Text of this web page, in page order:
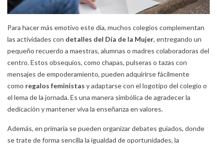
Para hacer más emotivo este día, muchos colegios complementan
las actividades con detalles del Día de la Mujer, entregando un
pequeño recuerdo a maestras, alumnas o madres colaboradoras del
centro. Estos obsequios, como chapas, pulseras o tazas con
mensajes de empoderamiento, pueden adquirirse fácilmente
como regalos feministas y adaptarse con el logotipo del colegio o
el lema de la jornada. Es una manera simbólica de agradecer la
dedicación y mantener viva la enseñanza en valores.
Además, en primaria se pueden organizar debates guiados, donde
se trate de forma sencilla la igualdad de oportunidades, la